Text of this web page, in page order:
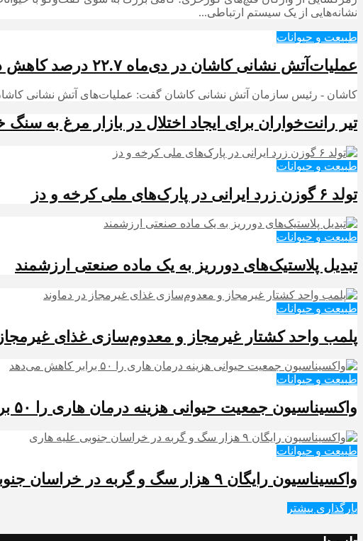
نشانه‌هایی از یک سیستم ارتباطی...
طبیعت و حیوانات
عملیات‌آتش نشانی کاشان در دی‌ماه ۲۲.۷ درصد کاهش داشت
کاشان - رئیس سازمان آتش نشانی کاشان گفت: عملیات‌های آتش نشانی کاشان دی‌ماه امسال
تیر رانت‌خواران برای ایجاد اختلال در بازار مرغ به سنگ
طبیعت و حیوانات
تولد ۶ گوزن زرد ایرانی در پارک‌های ملی کرخه و دز
طبیعت و حیوانات
تبدیل پلاستیک‌های دورریز به یک ماده صنعتی ارزشمند
طبیعت و حیوانات
پلمب واحد کشتار غیرمجاز و معدوم‌سازی غذای
طبیعت و حیوانات
واکسیناسیون جمعیت حیوانی هزینه درمان هاری را ۵۰ برابر کاهش می‌دهد
طبیعت و حیوانات
واکسیناسیون رایگان ۹ هزار سگ و گربه در خراسان جنوبی علیه هاری
بارگذاری بیشتر